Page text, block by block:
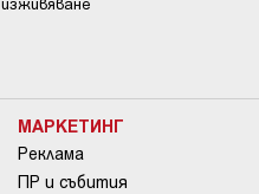
изживяване
МАРКЕТИНГ
Реклама
ПР и събития